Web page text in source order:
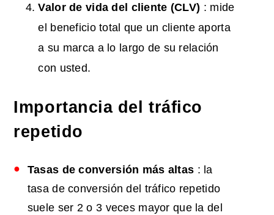
Valorde vida del cliente (CLV) : mide
el beneficio total que un cliente aporta
a su marca a lo largo de su relación
con usted.
Importancia del tráfico
repetido
Tasas de conversión más altas : la
tasa de conversión del tráfico repetido
suele ser 2 o 3 veces mayor que la del